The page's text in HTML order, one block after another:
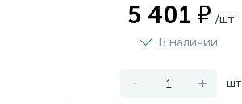
5 401 ₽ /шт
В наличии
- + шт